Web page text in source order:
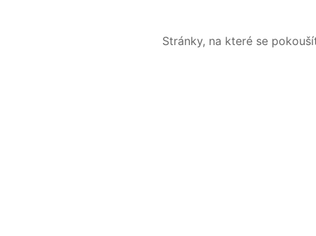
Stránky, na které se